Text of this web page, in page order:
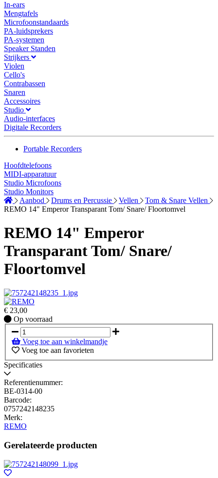
In-ears
Mengtafels
Microfoonstandaards
PA-luidsprekers
PA-systemen
Speaker Standen
Strijkers
Violen
Cello's
Contrabassen
Snaren
Accessoires
Studio
Audio-interfaces
Digitale Recorders
Portable Recorders
Hoofdtelefoons
MIDI-apparatuur
Studio Microfoons
Studio Monitors
Aanbod
Drums en Percussie Vellen
Tom & Snare Vellen
REMO 14" Emperor Transparant Tom/ Snare/ Floortomvel
REMO 14" Emperor
Transparant Tom/ Snare/
Floortomvel
€ 23,00
Op
voorraad
Op voorraad
Voeg toe aan winkelmandje
Voeg toe aan favorieten
Specificaties
Referentienummer:
BE-0314-00
Barcode:
0757242148235
Merk:
REMO
Gerelateerde producten